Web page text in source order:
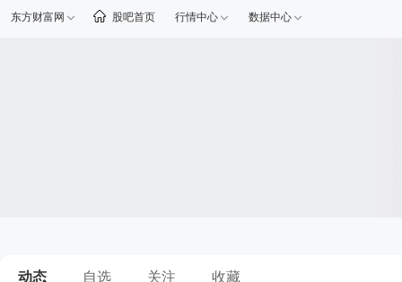
东方财富网 股吧首页 行情中心 数据中心
动态 自选 关注 收藏